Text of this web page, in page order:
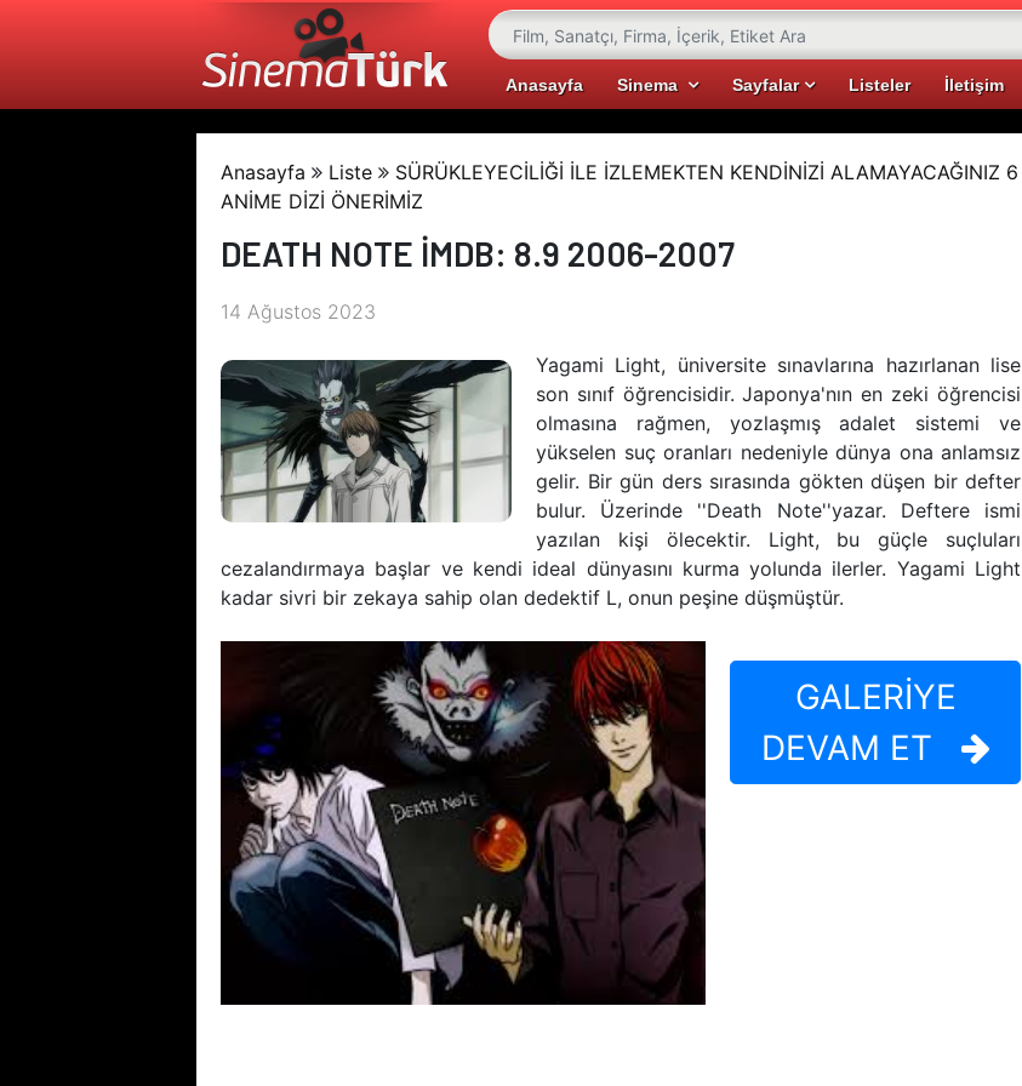
Anasayfa Sinema Sayfalar Listeler İletişim
Anasayfa Liste
SÜRÜKLEYECİLİĞİ İLE İZLEMEKTEN KENDİNİZİ ALAMAYACAĞINIZ 6
ANİME DİZİ ÖNERİMİZ
DEATH NOTE İMDB: 8.9 2006-2007
14 Ağustos 2023
Yagami Light, üniversite sınavlarına hazırlanan lise
son sınıf öğrencisidir. Japonya'nın en zeki öğrencisi
olmasına rağmen, yozlaşmış adalet sistemi ve
yükselen suç oranları nedeniyle dünya ona anlamsız
gelir. Bir gün ders sırasında gökten düşen bir defter
bulur. Üzerinde ''Death Note''yazar. Deftere ismi
yazılan kişi ölecektir. Light, bu güçle suçluları
cezalandırmaya başlar ve kendi ideal dünyasını kurma yolunda ilerler. Yagami Light
kadar sivri bir zekaya sahip olan dedektif L, onun peşine düşmüştür.
GALERİYE
DEVAM ET